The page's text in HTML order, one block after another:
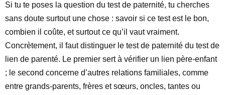
Si tu te poses la question du test de paternité, tu cherches
sans doute surtout une chose : savoir si ce test est le bon,
combien il coûte, et surtout ce qu’il vaut vraiment.
Concrètement, il faut distinguer le test de paternité du test de
lien de parenté. Le premier sert à vérifier un lien père-enfant
; le second concerne d’autres relations familiales, comme
entre grands-parents, frères et sœurs, oncles, tantes ou